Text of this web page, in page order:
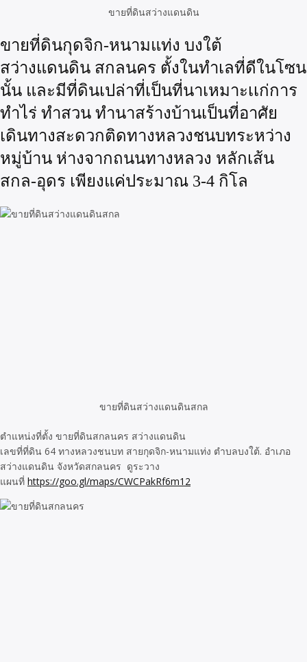
ขายที่ดินสว่างแดนดิน
ขายที่ดินกุดจิก-หนามแท่ง บงใต้
สว่างแดนดิน สกลนคร ตั้งในทำเลที่ดีในโซน
นั้น และมีที่ดินเปล่าที่เป็นที่นาเหมาะเเก่การ
ทำไร่ ทำสวน ทำนาสร้างบ้านเป็นที่อาศัย
เดินทางสะดวกติดทางหลวงชนบทระหว่าง
หมู่บ้าน ห่างจากถนนทางหลวง หลักเส้น
สกล-อุดร เพียงแค่ประมาณ 3-4 กิโล
ขายที่ดินสว่างแดนดินสกล
ตำแหน่งที่ตั้ง ขายที่ดินสกลนคร สว่างแดนดิน
เลขที่ที่ดิน 64 ทางหลวงชนบท สายกุดจิก-หนามแท่ง ตำบลบงใต้. อำเภอ
สว่างแดนดิน จังหวัดสกลนคร ดูระวาง
แผนที่ https://goo.gl/maps/CWCPakRf6m12